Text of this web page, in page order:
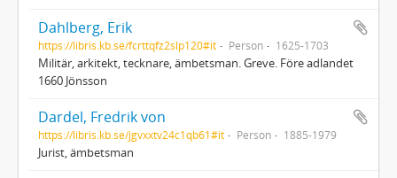
Dahlberg, Erik
https://libris.kb.se/fcrttqfz2slp120#it Person 1625-1703
Militär, arkitekt, tecknare, ämbetsman. Greve. Före adlandet
1660 Jönsson
Dardel, Fredrik von
https://libris.kb.se/jgvxxtv24c1qb61#it Person 1885-1979
Jurist, ämbetsman